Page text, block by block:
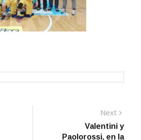
Next
post:
Valentini y
Paolorossi, en la